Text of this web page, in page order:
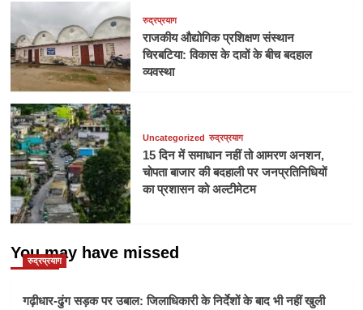
रुद्रप्रयाग
राजकीय औद्योगिक प्रशिक्षण संस्थान
चिरबटिया: विकास के दावों के बीच बदहाल
व्यवस्था
Uncategorized रुद्रप्रयाग
15 दिन में समाधान नहीं तो आमरण अनशन,
चोपता बाजार की बदहाली पर जनप्रतिनिधियों
का प्रशासन को अल्टीमेटम
You may have missed
रुद्रप्रयाग
गढ़ीधार-ढुंग सड़क पर उबाल: जिलाधिकारी के निर्देशों के बाद भी नहीं खुली